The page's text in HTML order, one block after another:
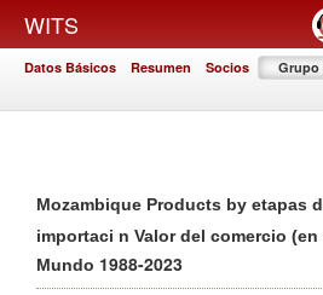
WITS
Datos Básicos Resumen Socios Grupo
Mozambique Products by etapas
importaci n Valor del comercio (en
Mundo 1988-2023